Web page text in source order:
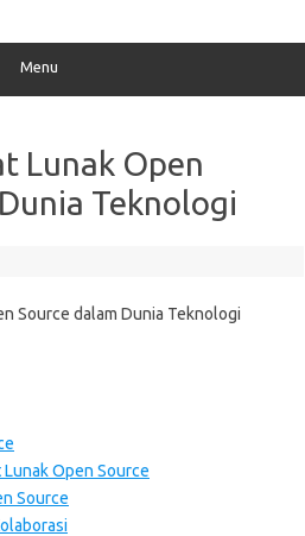
Menu
Lunak Open
Teknologi
Open Source
Source